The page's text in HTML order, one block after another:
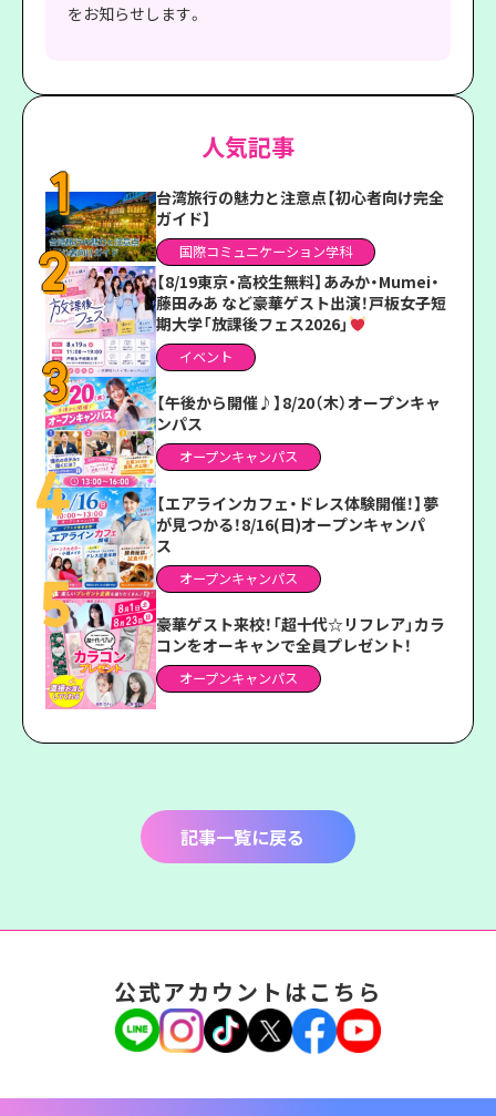
をお知らせします。
人気記事
台湾旅行の魅力と注意点【初心者向け完全
ガイド】
国際コミュニケーション学科
【8/19東京・高校生無料】あみか・Mumei・
藤田みあ など豪華ゲスト出演！戸板女子短
期大学「放課後フェス2026」
イベント
【午後から開催♪】8/20（木）オープンキャ
ンパス
オープンキャンパス
【エアラインカフェ・ドレス体験開催！】夢
が見つかる！8/16(日)オープンキャンパ
ス
オープンキャンパス
豪華ゲスト来校！「超十代☆リフレア」カラ
コンをオーキャンで全員プレゼント！
オープンキャンパス
記事一覧に戻る
公式アカウントはこちら